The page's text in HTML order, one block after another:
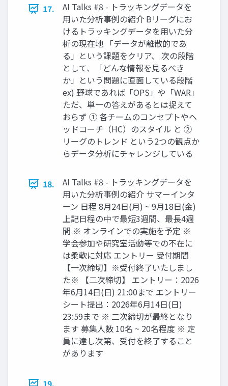
17.
AI Talks #8 - トラッキングデータを
用いた分析事例の紹介 Bリーグにお
けるトラッキングデータを用いた分
析の現在地 「データが離散的であ
る」という課題をクリア、 次の段階
として、「どんな情報を見るべき
か」という問題に直面している段階
ex) 野球であれば「OPS」や「WAR」
ただ、単一の答えがあるとは捉えて
おらず ① 各チームのコンセプトやヘ
ッドコーチ（HC）のスタイル と ②
リーグのトレンド という2つの観点か
らデータ分析にチャレンジしている
18.
AI Talks #8 - トラッキングデータを
用いた分析事例の紹介 サマーインタ
ーン ⽇程 8⽉24⽇(⽉) ~ 9⽉18⽇(⾦)
上記⽇程の中で最短3週間、最⻑4週
間 ※ オンラインでの実施を予定 ※
学会参加や研究室活動等での不在に
は柔軟に対応 エントリー 受付期間
【⼀次締切】※受付終了いたしまし
た※ 【⼆次締切】 エントリー：2026
年6⽉14⽇(⽇) 21:00まで エントリー
シート提出：2026年6⽉14⽇(⽇)
23:59まで ※ ⼆次締切が最終となり
ます 募集⼈数 10名 ~ 20名程度 ※ 定
員に達し次第、受付を終了すること
があります